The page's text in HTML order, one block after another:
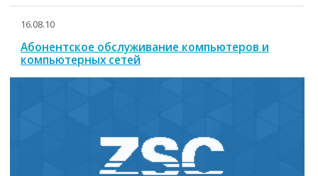
16.08.10
Абонентское обслуживание компьютеров и
компьютерных сетей